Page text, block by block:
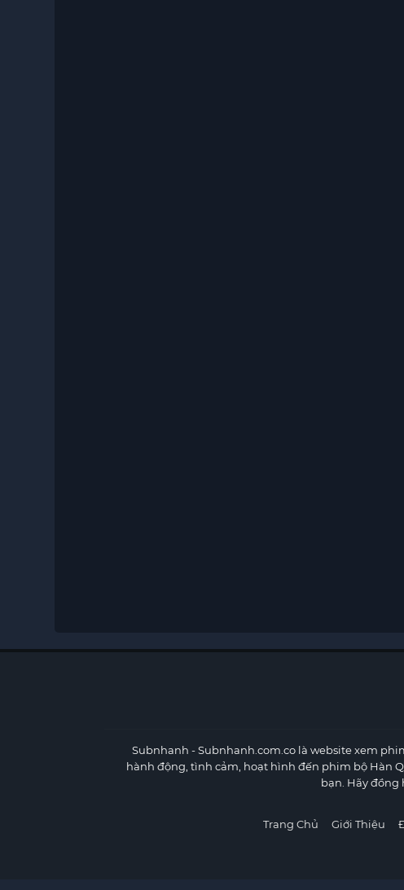
Subnhanh - Subnhanh.com.co là website xem
hành động, tình cảm, hoạt hình đến phim bộ Hàn
bạn. Hãy đồng
Trang Chủ Giới Thiệu